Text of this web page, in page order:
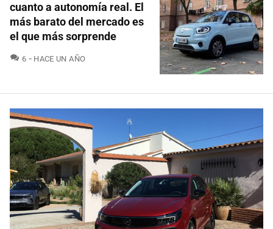
cuanto a autonomía real. El
más barato del mercado es
el que más sorprende
6 COMENTARIOS
HACE UN AÑO